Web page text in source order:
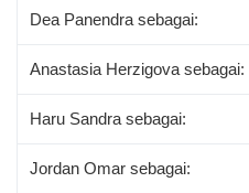
Dea Panendra sebagai:
Anastasia Herzigova sebagai:
Haru Sandra sebagai:
Jordan Omar sebagai: